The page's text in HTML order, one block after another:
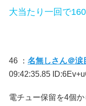
大当たり一回で
46 ： 名無しさん＠涙
09:42:35.85
電チュー保留を4個